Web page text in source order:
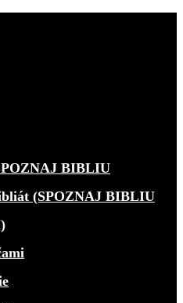
BIBLIU
(SPOZNAJ BIBLIU